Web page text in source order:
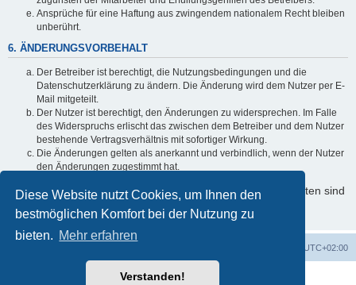
Diese Website nutzt Cookies, um Ihnen den
bestmöglichen Komfort bei der Nutzung zu
bieten. Mehr erfahren
Verstanden!
Ansprüche für eine Haftung aus zwingendem nationalem Recht bleiben
unberührt.
6. ÄNDERUNGSVORBEHALT
Der Betreiber ist berechtigt, die Nutzungsbedingungen und die
Datenschutzerklärung zu ändern. Die Änderung wird dem Nutzer per E-
Mail mitgeteilt.
Der Nutzer ist berechtigt, den Änderungen zu widersprechen. Im Falle
des Widerspruchs erlischt das zwischen dem Betreiber und dem Nutzer
bestehende Vertragsverhältnis mit sofortiger Wirkung.
Die Änderungen gelten als anerkannt und verbindlich, wenn der Nutzer
den Änderungen zugestimmt hat.
Informationen über den Umgang mit Ihren persönlichen Daten sind
in der Datenschutzerklärung enthalten.
UTC+02:00
Powered byphpBB® Forum Software © phpBB Limited